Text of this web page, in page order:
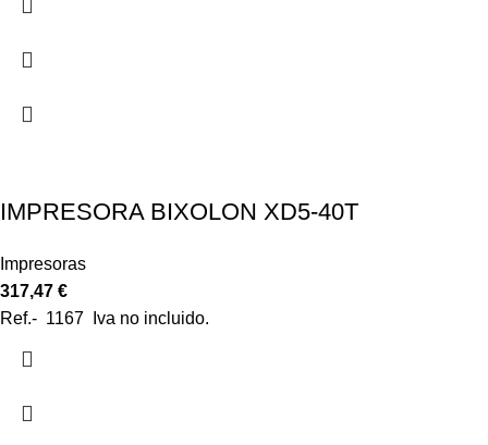
IMPRESORA BIXOLON XD5-40T
Impresoras
317,47 €
Ref.- 1167 Iva no incluido.